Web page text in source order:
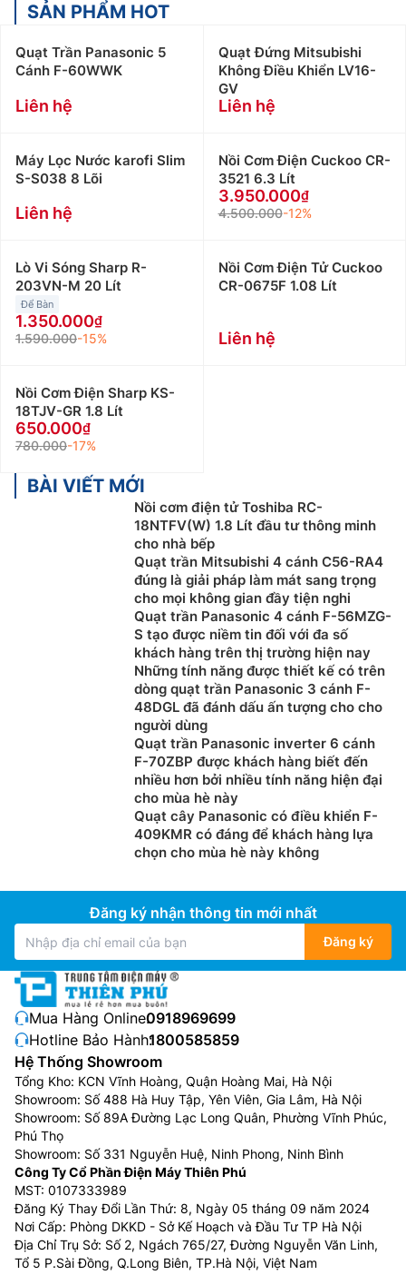
SẢN PHẨM HOT
Quạt Trần Panasonic 5
Cánh F-60WWK
Liên hệ
Quạt Đứng Mitsubishi
Không Điều Khiển LV16-
GV
Liên hệ
Máy Lọc Nước karofi Slim
S-S038 8 Lõi
Liên hệ
Nồi Cơm Điện Cuckoo CR-
3521 6.3 Lít
3.950.000
4.500.000-12%
Lò Vi Sóng Sharp R-
203VN-M 20 Lít
Để Bàn
1.350.000
1.590.000-15%
Nồi Cơm Điện Tử Cuckoo
CR-0675F 1.08 Lít
Liên hệ
Nồi Cơm Điện Sharp KS-
18TJV-GR 1.8 Lít
650.000
780.000-17%
BÀI VIẾT MỚI
Nồi cơm điện tử Toshiba RC-
18NTFV(W) 1.8 Lít đầu tư thông minh
cho nhà bếp
Quạt trần Mitsubishi 4 cánh C56-RA4
đúng là giải pháp làm mát sang trọng
cho mọi không gian đầy tiện nghi
Quạt trần Panasonic 4 cánh F-56MZG-
S tạo được niềm tin đối với đa số
khách hàng trên thị trường hiện nay
Những tính năng được thiết kế có trên
dòng quạt trần Panasonic 3 cánh F-
48DGL đã đánh dấu ấn tượng cho cho
người dùng
Quạt trần Panasonic inverter 6 cánh
F-70ZBP được khách hàng biết đến
nhiều hơn bởi nhiều tính năng hiện đại
cho mùa hè này
Quạt cây Panasonic có điều khiển F-
409KMR có đáng để khách hàng lựa
chọn cho mùa hè này không
Đăng ký nhận thông tin mới nhất
Đăng ký
Mua Hàng Online:0918969699
Hotline Bảo Hành:1800585859
Hệ Thống Showroom
Tổng Kho: KCN Vĩnh Hoàng, Quận Hoàng Mai, Hà Nội
Showroom: Số 488 Hà Huy Tập, Yên Viên, Gia Lâm, Hà Nội
Showroom: Số 89A Đường Lạc Long Quân, Phường Vĩnh Phúc,
Phú Thọ
Showroom: Số 331 Nguyễn Huệ, Ninh Phong, Ninh Bình
Công Ty Cổ Phần Điện Máy Thiên Phú
MST: 0107333989
Đăng Ký Thay Đổi Lần Thứ: 8, Ngày 05 tháng 09 năm 2024
Nơi Cấp: Phòng DKKD - Sở Kế Hoạch và Đầu Tư TP Hà Nội
Địa Chỉ Trụ Sở: Số 2, Ngách 765/27, Đường Nguyễn Văn Linh,
Tổ 5 P.Sài Đồng, Q.Long Biên, TP.Hà Nội, Việt Nam